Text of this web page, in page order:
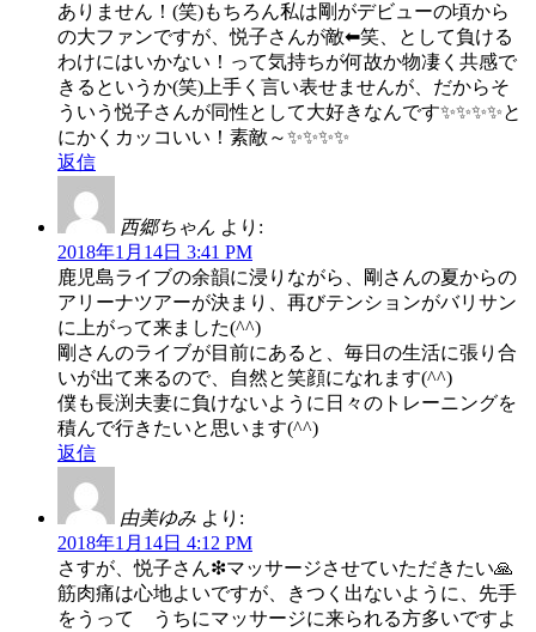
ありません！(笑)もちろん私は剛がデビューの頃から
の大ファンですが、悦子さんが敵⬅笑、として負ける
わけにはいかない！って気持ちが何故か物凄く共感で
きるというか(笑)上手く言い表せませんが、だからそ
ういう悦子さんが同性として大好きなんです✨✨✨✨と
にかくカッコいい！素敵～✨✨✨✨
返信
西郷ちゃん より:
2018年1月14日 3:41 PM
鹿児島ライブの余韻に浸りながら、剛さんの夏からの
アリーナツアーが決まり、再びテンションがバリサン
に上がって来ました(^^)
剛さんのライブが目前にあると、毎日の生活に張り合
いが出て来るので、自然と笑顔になれます(^^)
僕も長渕夫妻に負けないように日々のトレーニングを
積んで行きたいと思います(^^)
返信
由美ゆみ より:
2018年1月14日 4:12 PM
さすが、悦子さん❇マッサージさせていただきたい🙏
筋肉痛は心地よいですが、きつく出ないように、先手
をうって うちにマッサージに来られる方多いですよ